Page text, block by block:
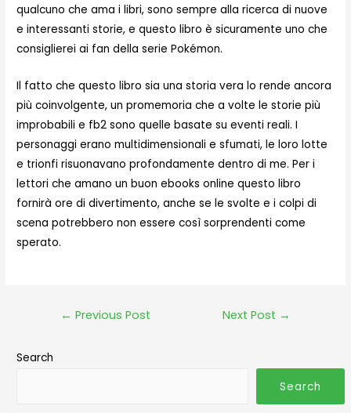
qualcuno che ama i libri, sono sempre alla ricerca di nuove
e interessanti storie, e questo libro è sicuramente uno che
consiglierei ai fan della serie Pokémon.
Il fatto che questo libro sia una storia vera lo rende ancora
più coinvolgente, un promemoria che a volte le storie più
improbabili e fb2 sono quelle basate su eventi reali. I
personaggi erano multidimensionali e sfumati, le loro lotte
e trionfi risuonavano profondamente dentro di me. Per i
lettori che amano un buon ebooks online questo libro
fornirà ore di divertimento, anche se le svolte e i colpi di
scena potrebbero non essere così sorprendenti come
sperato.
← Previous Post Next Post →
Search
Search